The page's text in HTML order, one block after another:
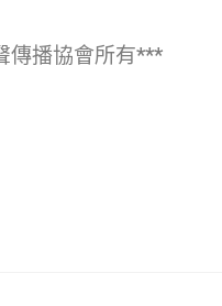
傳播協會所有***